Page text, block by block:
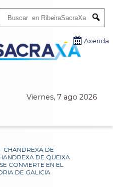
Viernes, 7 ago 2026
Axenda
CHANDREXA DE
DE QUEIXA
CONVIERTE EN EL
DE GALICIA